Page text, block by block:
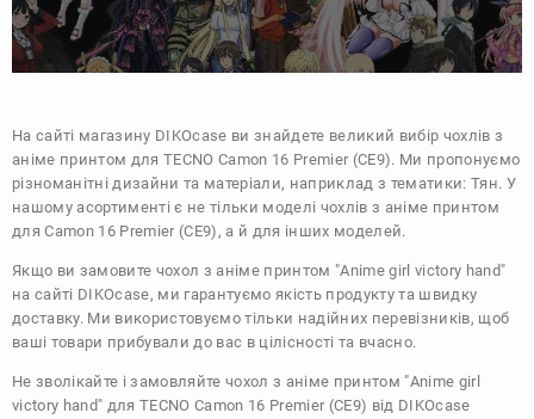
На сайті магазину DIKOcase ви знайдете великий вибір чохлів з
аніме принтом для TECNO Camon 16 Premier (CE9). Ми пропонуємо
різноманітні дизайни та матеріали, наприклад з тематики:Тян. У
нашому асортименті є не тільки моделі чохлів з аніме принтом
для Camon 16 Premier (CE9), а й для інших моделей.
Якщо ви замовите чохол з аніме принтом "Anime girl victory hand"
на сайті DIKOcase, ми гарантуємо якість продукту та швидку
доставку. Ми використовуємо тільки надійних перевізників, щоб
ваші товари прибували до вас в цілісності та вчасно.
Не зволікайте і замовляйте чохол з аніме принтом "Anime girl
victory hand" для TECNO Camon 16 Premier (CE9) від DIKOcase